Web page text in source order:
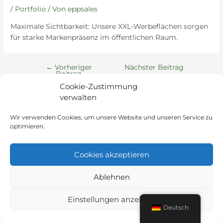
Cookie-Zustimmung
verwalten
Wir verwenden Cookies, um unsere Website und unseren Service zu
optimieren.
Cookies akzeptieren
Ablehnen
Einstellungen anzeigen
/ Portfolio / Voneppsales
Maximale Sichtbarkeit: Unsere XXL-Werbeflächen sorgen
für starke Markenpräsenz im öffentlichen Raum.
← Vorheriger
Beitrag
Nächster Beitrag
Instagram
Deutsch